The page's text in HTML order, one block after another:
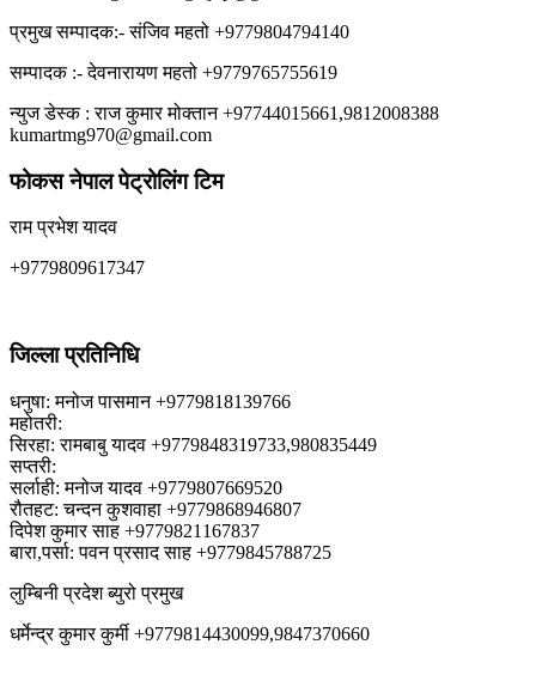
प्रमुख सम्पादक:- संजिव महतो +9779804794140
सम्पादक :- देवनारायण महतो +9779765755619
न्युज डेस्क : राज कुमार मोक्तान +97744015661,9812008388
kumartmg970@gmail.com
फोकस नेपाल पेट्रोलिंग टिम
राम प्रभेश यादव
+9779809617347
जिल्ला प्रतिनिधि
धनुषा: मनोज पासमान +9779818139766
महोतरी:
सिरहा: रामबाबु यादव +9779848319733,980835449
सप्तरी:
सर्लाही: मनोज यादव +9779807669520
रौतहट: चन्दन कुशवाहा +9779868946807
दिपेश कुमार साह +9779821167837
बारा,पर्सा: पवन प्रसाद साह +9779845788725
लुम्बिनी प्रदेश ब्युरो प्रमुख
धर्मेन्द्र कुमार कुर्मी +9779814430099,9847370660